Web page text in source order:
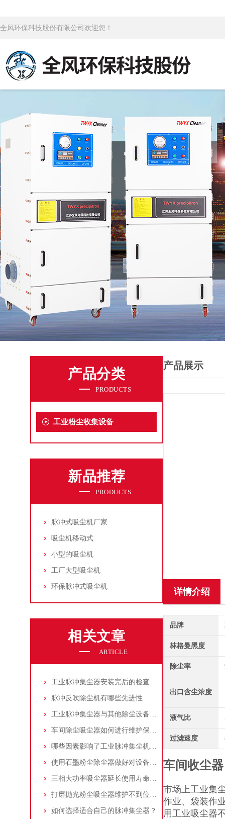
全风环保科技股份有限公司欢迎您！
产品分类
PRODUCTS
工业粉尘收集设备
新品推荐
PRODUCTS
脉冲式吸尘机厂家
吸尘机移动式
小型的吸尘机
工厂大型吸尘机
环保脉冲式吸尘机
相关文章
ARTICLE
工业脉冲集尘器安装完后的检查工作详解
脉冲反吹除尘机有哪些先进性
工业脉冲集尘器与其他除尘设备的比较
车间除尘吸尘器如何进行维护保养？
哪些因素影响了工业脉冲集尘机的使用寿命？
使用石墨粉尘除尘器做好对设备的维护十分重要
三相大功率吸尘器延长使用寿命的建议
打磨抛光粉尘吸尘器维护不到位，那是你没有注意这些而已！
如何选择适合自己的脉冲集尘器？
产品展示
详情介绍
品牌
林格曼黑度
除尘率
出口含尘浓度
液气比
过滤速度
车间收尘器
市场上工业集
作业、袋装作
用工业吸尘器